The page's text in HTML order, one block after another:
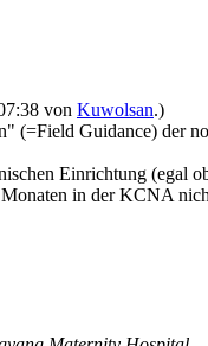
von Kuwolsan.)
Guidance) der
Einrichtung
in der KCNA